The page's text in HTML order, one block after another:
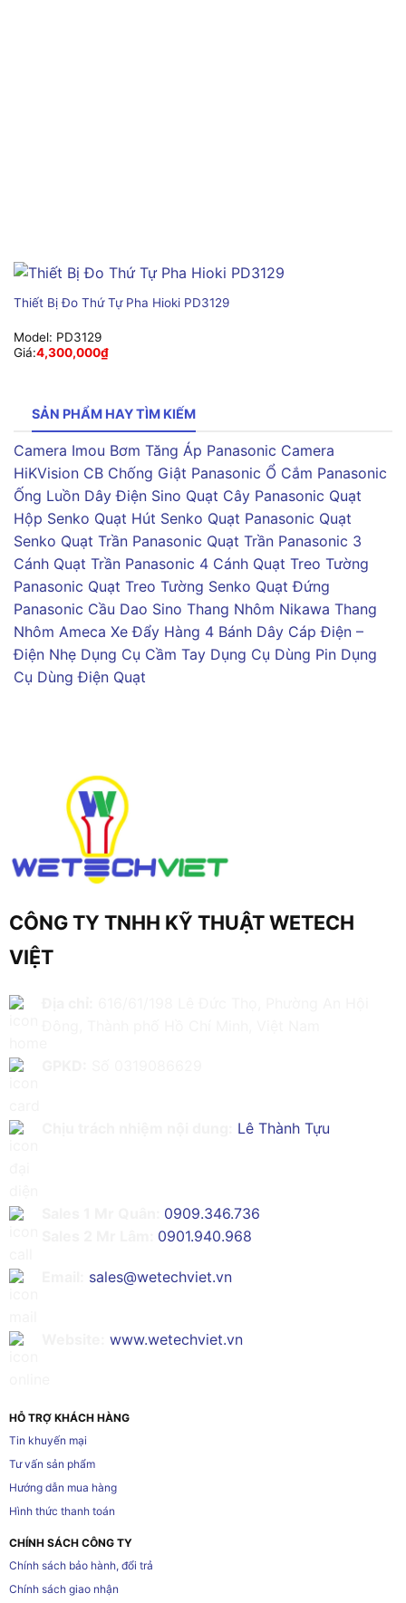
Thiết Bị Đo Thứ Tự Pha Hioki PD3129
Model: PD3129
Giá:4,300,000₫
SẢN PHẨM HAY TÌM KIẾM
Camera Imou Bơm Tăng Áp Panasonic Camera
HiKVision CB Chống Giật Panasonic Ổ Cắm Panasonic
Ống Luồn Dây Điện Sino Quạt Cây Panasonic Quạt
Hộp Senko Quạt Hút Senko Quạt Panasonic Quạt
Senko Quạt Trần Panasonic Quạt Trần Panasonic 3
Cánh Quạt Trần Panasonic 4 Cánh Quạt Treo Tường
Panasonic Quạt Treo Tường Senko Quạt Đứng
Panasonic Cầu Dao Sino Thang Nhôm Nikawa Thang
Nhôm Ameca Xe Đẩy Hàng 4 Bánh Dây Cáp Điện –
Điện Nhẹ Dụng Cụ Cầm Tay Dụng Cụ Dùng Pin Dụng
Cụ Dùng Điện Quạt
CÔNG TY TNHH KỸ THUẬT WETECH
VIỆT
Lê Thành Tựu
0909.346.736
0901.940.968
sales@wetechviet.vn
www.wetechviet.vn
HỖ TRỢ KHÁCH HÀNG
Tin khuyến mại
Tư vấn sản phẩm
Hướng dẫn mua hàng
Hình thức thanh toán
CHÍNH SÁCH CÔNG TY
Chính sách bảo hành, đổi trả
Chính sách giao nhận